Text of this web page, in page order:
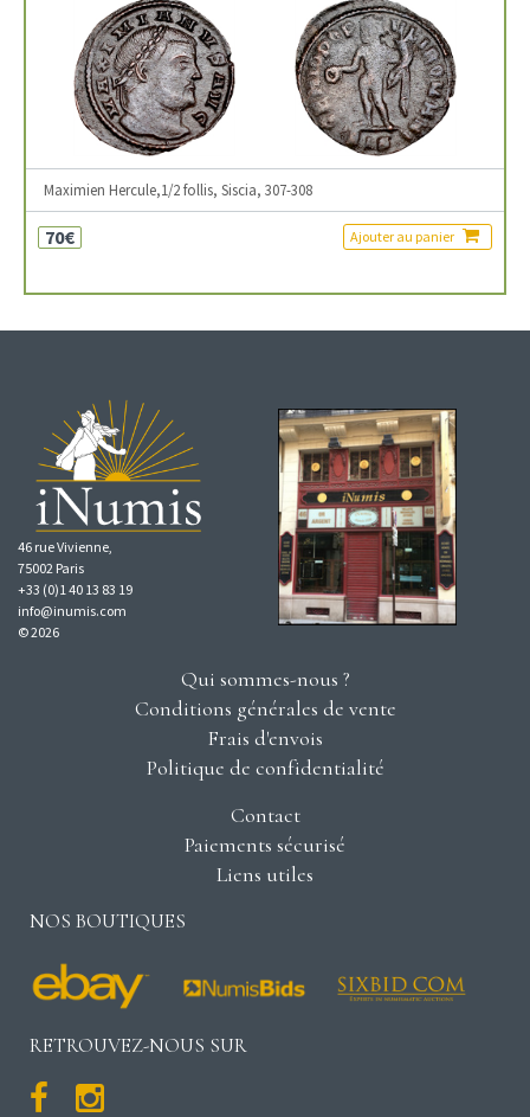
Maximien Hercule,1/2 follis, Siscia, 307-308
70€ Ajouter au panier
46 rue Vivienne,
75002 Paris
+33 (0)1 40 13 83 19
info@inumis.com
© 2026
Qui sommes-nous ?
Conditions générales de vente
Frais d'envois
Politique de confidentialité
Contact
Paiements sécurisé
Liens utiles
NOS BOUTIQUES
RETROUVEZ-NOUS SUR